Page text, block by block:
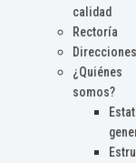
calidad
Rectoría
Direcciones
¿Quiénes
somos?